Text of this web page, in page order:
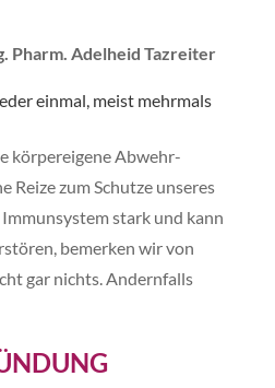
Pharm. Adelheid Tazreiter
einmal, meist mehrmals
körpereigene Abwehr-
Reize zum Schutze unseres
stark und kann
bemerken wir von
gar nichts. Andernfalls